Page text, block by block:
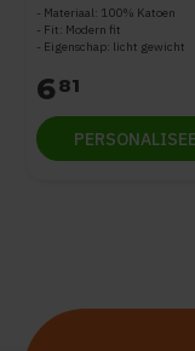
Materiaal: 100% Katoen
Fit: Modern fit
Eigenschap: licht gewicht
681